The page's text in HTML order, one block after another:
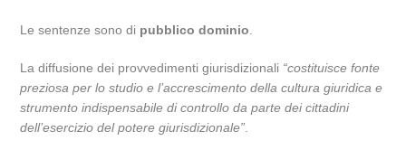
Le sentenze sono di pubblico dominio
La diffusione dei provvedimenti giurisdizionali “costituisce fonte
preziosa per lo studio e l’accrescimento della cultura giuridica e
strumento indispensabile di controllo da parte dei cittadini
dell’esercizio del potere giurisdizionale”